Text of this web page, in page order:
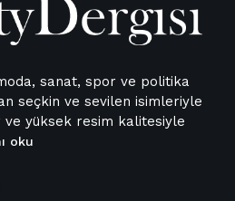
sanat, spor ve politika
seçkin ve sevilen isimleriyle
yüksek resim kalitesiyle
oku